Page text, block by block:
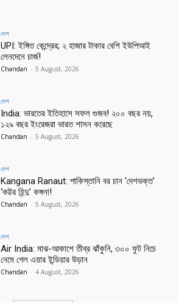
দেশ
UPI: ইঙ্গিত কেন্দ্রের; ২ হাজার টাকার বেশি ইউপিআই
লেনদেনে চার্জ!
Chandan - 5 August, 2026
দেশ
India: ভারতের ইতিহাসে সফল গুজব! ২০০ বছর নয়,
১২৯ বছর ইংরেজরা ভারত শাসন করেছে
Chandan - 5 August, 2026
দেশ
Kangana Ranaut: পাকিস্তানি বর চান ‘দেশভক্ত’
‘কট্টর হিন্দু’ কঙ্গনা!
Chandan - 5 August, 2026
দেশ
Air India: মাঝ-আকাশে তীব্র ঝাঁকুনি, ৩০০ ফুট নিচে
নেমে গেল এয়ার ইন্ডিয়ার উড়ান
Chandan - 4 August, 2026